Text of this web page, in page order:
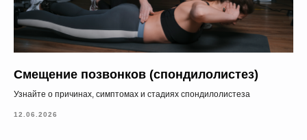
Смещение позвонков (спондилолистез)
Узнайте о причинах, симптомах и стадиях спондилолистеза
12.06.2026